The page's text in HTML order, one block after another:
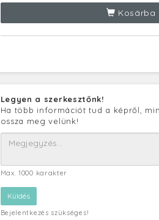
Kosárba
Legyen a szerkesztőnk!
Ha több információt tud a képről,
ossza meg velünk!
Max. 1000 karakter
Bejelentkezés szükséges!